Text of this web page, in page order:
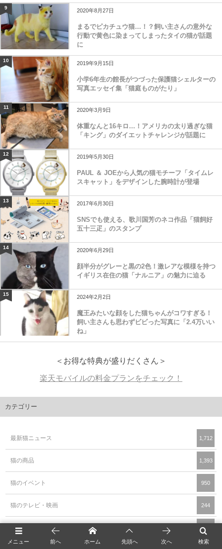
9 2020年8月27日
まるでピカチュウ猫…！？飼い主さんの意外な
行動で黄色に染まってしまったタイの猫が話題
に
10 2019年9月15日
小学6年生の館長がつづった保護猫シェルターの
写真エッセイ集「猫庭ものがたり」
11 2020年3月9日
体重なんと16キロ…！アメリカの太り過ぎな猫
「キング」のダイエットチャレンジが話題に
12 2019年5月30日
PAUL ＆ JOEから人気の猫モチーフ「タイムレ
スキャット」をデザインした腕時計が登場
13 2017年6月30日
SNSでも使える、歌川国芳のネコ作品「猫飼好
五十三疋」のスタンプ
14 2020年6月29日
顔半分がグレーと黒の2色！激レアな模様を持つ
イギリス在住の猫「ナルニア」の魅力に迫る
15 2024年2月2日
魔王みたいな顔をした猫ちゃんがコワすぎる！
飼い主さんも思わずビビった写真に「2.4万いい
ね」
＜お得な特典が盛りだくさん＞
楽天モバイルの料金プランをチェック！
カテゴリー
最新猫ニュース 1,712
猫の商品 1,393
猫のイベント 950
猫のテレビ・映画 244
猫の画像・写真 200
メニュー 検索
前へ ホーム 先頭へ 次へ